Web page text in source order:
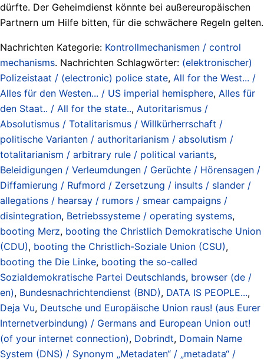
dürfte. Der Geheimdienst könnte bei außereuropäischen
Partnern um Hilfe bitten, für die schwächere Regeln gelten.
Nachrichten Kategorie: Kontrollmechanismen / control
mechanisms. Nachrichten Schlagwörter: (elektronischer)
Polizeistaat / (electronic) police state, All for the West... /
Alles für den Westen... / US imperial hemisphere, Alles für
den Staat.. / All for the state.., Autoritarismus /
Absolutismus / Totalitarismus / Willkürherrschaft /
politische Varianten / authoritarianism / absolutism /
totalitarianism / arbitrary rule / political variants,
Beleidigungen / Verleumdungen / Gerüchte / Hörensagen /
Diffamierung / Rufmord / Zersetzung / insults / slander /
allegations / hearsay / rumors / smear campaigns /
disintegration, Betriebssysteme / operating systems,
booting Merz, booting the Christlich Demokratische Union
(CDU), booting the Christlich-Soziale Union (CSU),
booting the Die Linke, booting the so-called
Sozialdemokratische Partei Deutschlands, browser (de /
en), Bundesnachrichtendienst (BND), DATA IS PEOPLE...,
Deja Vu, Deutsche und Europäische Union raus! (aus Eurer
Internetverbindung) / Germans and European Union out!
(of your internet connection), Dobrindt, Domain Name
System (DNS) / Synonym „Metadaten“ / „metadata“ /